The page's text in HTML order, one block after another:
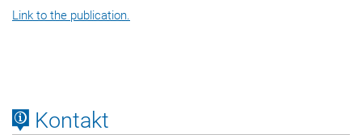
Link to the publication.
Kontakt